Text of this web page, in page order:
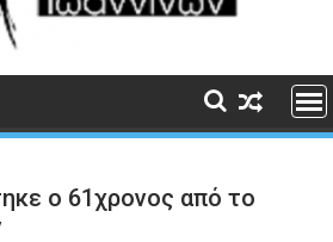
ο 61χρονος από το